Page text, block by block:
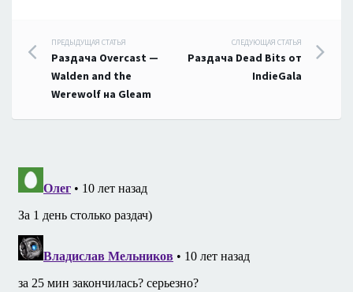
Навигация
по
записям
ПРЕДЫДУЩАЯ СТАТЬЯ
Раздача Overcast —
Walden and the
Werewolf на Gleam
СЛЕДУЮЩАЯ СТАТЬЯ
Раздача Dead Bits от
IndieGala